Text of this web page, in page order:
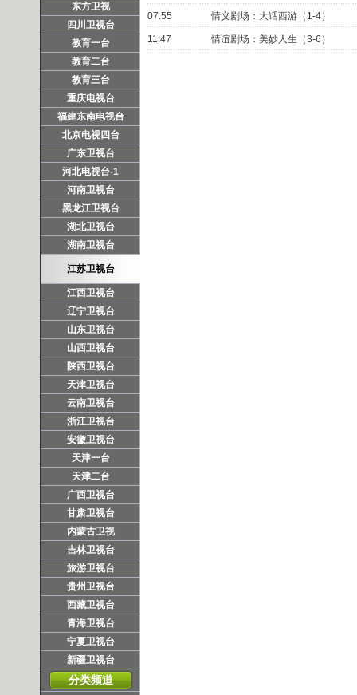
东方卫视
四川卫视台
教育一台
教育二台
教育三台
重庆电视台
福建东南电视台
北京电视四台
广东卫视台
河北电视台-1
河南卫视台
黑龙江卫视台
湖北卫视台
湖南卫视台
江苏卫视台
江西卫视台
辽宁卫视台
山东卫视台
山西卫视台
陕西卫视台
天津卫视台
云南卫视台
浙江卫视台
安徽卫视台
天津一台
天津二台
广西卫视台
甘肃卫视台
内蒙古卫视
吉林卫视台
旅游卫视台
贵州卫视台
西藏卫视台
青海卫视台
宁夏卫视台
新疆卫视台
分类频道
07:55 情义剧场：大话西游（1-4）
11:47 情谊剧场：美妙人生（3-6）